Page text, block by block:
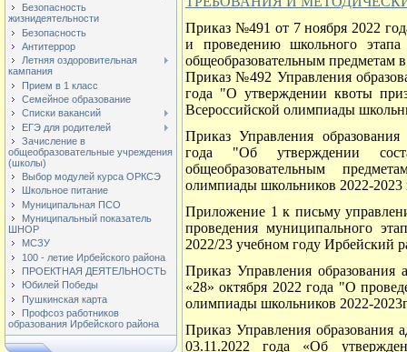
Безопасность
жизнидеятельности
Безопасность
Антитеррор
Летняя оздоровительная
кампания
Прием в 1 класс
Семейное образование
Списки вакансий
ЕГЭ для родителей
Зачисление в
общеобразовательные учреждения
(школы)
Выбор модулей курса ОРКСЭ
Школьное питание
Муниципальная ПСО
Муниципальный показатель
ШНОР
МСЗУ
100 - летие Ирбейского района
ПРОЕКТНАЯ ДЕЯТЕЛЬНОСТЬ
Юбилей Победы
Пушкинская карта
Профсоз работников
образования Ирбейского района
Приказ №491 от 7 ноября 2022
и проведению школьного
общеобразовательным предметам
Приказ №492 Управления
года "О утверждении квоты
Всероссийской олимпиады
Приказ Управления
года "Об утверждении
общеобразовательным
олимпиады школьников 2022-
Приложение 1 к письму
проведения муниципального
2022/23 учебном году Ирбейский
Приказ Управления
«28» октября 2022 года "О
олимпиады школьников 2022-
Приказ Управления
03.11.2022 года «Об